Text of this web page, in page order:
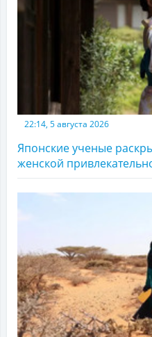
22:14, 5 августа 2026
Японские ученые
женской